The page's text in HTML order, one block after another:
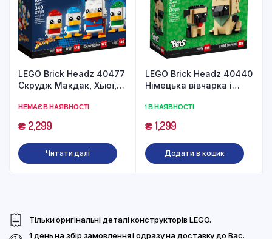
LEGO Brick Headz 40477
Скрудж Макдак, Хьюї,
деталей)
НЕМАЄ В НАЯВНОСТІ
₴2,299
Читати далі
LEGO Brick Headz 40440
Німецька вівчарка і
1 В НАЯВНОСТІ
₴1,299
Додати в кошик
Тільки оригінальні деталі конструкторів LEGO.
1 день на збір замовлення і одразу на доставку до Вас.